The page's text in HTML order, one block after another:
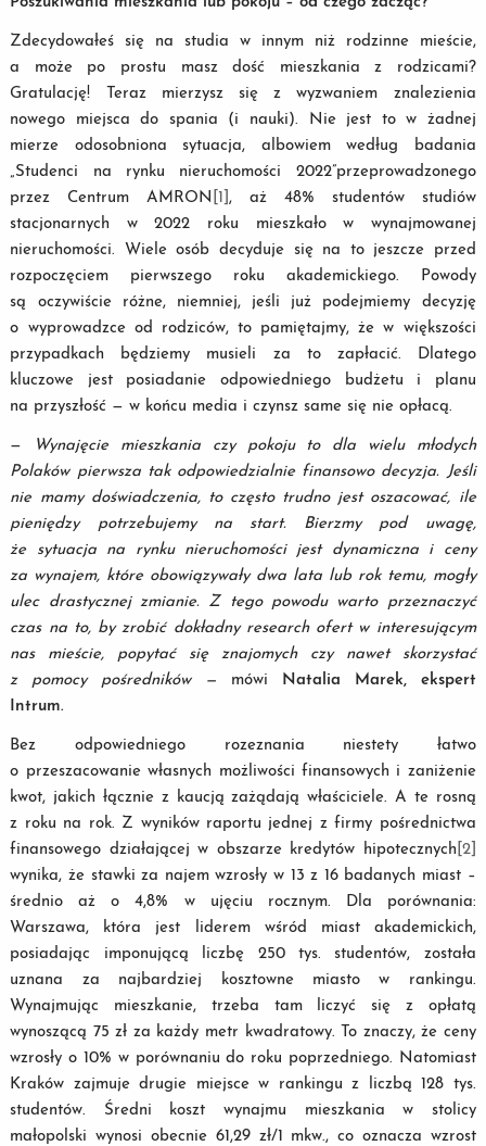
Zdecydowałeś się na studia w innym niż rodzinne mieście,
a może po prostu masz dość mieszkania z rodzicami?
Gratulację! Teraz mierzysz się z wyzwaniem znalezienia
nowego miejsca do spania (i nauki). Nie jest to w żadnej
mierze odosobniona sytuacja, albowiem według badania
„Studenci na rynku nieruchomości 2022”przeprowadzonego
przez Centrum AMRON [1], aż 48% studentów studiów
stacjonarnych w 2022 roku mieszkało w wynajmowanej
nieruchomości. Wiele osób decyduje się na to jeszcze przed
rozpoczęciem pierwszego roku akademickiego. Powody
są oczywiście różne, niemniej, jeśli już podejmiemy decyzję
o wyprowadzce od rodziców, to pamiętajmy, że w większości
przypadkach będziemy musieli za to zapłacić. Dlatego
kluczowe jest posiadanie odpowiedniego budżetu i planu
na przyszłość — w końcu media i czynsz same się nie opłacą.
—
Wynajęcie mieszkania czy pokoju to dla wielu młodych
Polaków pierwsza tak odpowiedzialnie finansowo decyzja. Jeśli
nie mamy doświadczenia, to często trudno jest oszacować, ile
pieniędzy potrzebujemy na start. Bierzmy pod uwagę,
że sytuacja na rynku nieruchomości jest dynamiczna i ceny
za wynajem, które obowiązywały dwa lata lub rok temu, mogły
ulec drastycznej zmianie. Z tego powodu warto przeznaczyć
czas na to, by zrobić dokładny research ofert w interesującym
nas mieście, popytać się znajomych czy nawet skorzystać
z pomocy pośredników — mówi
Natalia Marek, ekspert
Intrum.
Bez odpowiedniego rozeznania niestety łatwo
o przeszacowanie własnych możliwości finansowych i zaniżenie
kwot, jakich łącznie z kaucją zażądają właściciele. A te rosną
z roku na rok. Z wyników raportu jednej z firmy pośrednictwa
finansowego działającej w obszarze kredytów hipotecznych [2]
wynika, że stawki za najem wzrosły w 13 z 16 badanych miast –
średnio aż o 4,8% w ujęciu rocznym. Dla porównania:
Warszawa, która jest liderem wśród miast akademickich,
posiadając imponującą liczbę 250 tys. studentów, została
uznana za najbardziej kosztowne miasto w rankingu.
Wynajmując mieszkanie, trzeba tam liczyć się z opłatą
wynoszącą 75 zł za każdy metr kwadratowy. To znaczy, że ceny
wzrosły o 10% w porównaniu do roku poprzedniego. Natomiast
Kraków zajmuje drugie miejsce w rankingu z liczbą 128 tys.
studentów. Średni koszt wynajmu mieszkania w stolicy
małopolski wynosi obecnie 61,29 zł/1 mkw., co oznacza wzrost